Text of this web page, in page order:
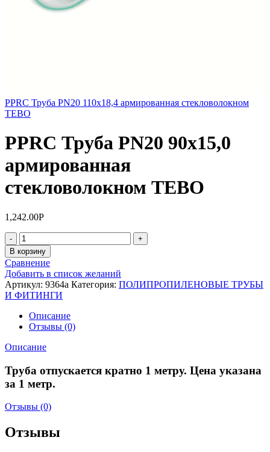
PPRC Труба PN20 110х18,4 армированная стекловолокном
TEBO
PPRC Труба PN20 90х15,0
армированная
стекловолокном TEBO
1,242.00Р
Количество
В корзину
Сравнение
Добавить в список желаний
Артикул: 9364а Категория: ПОЛИПРОПИЛЕНОВЫЕ ТРУБЫ
И ФИТИНГИ
Описание
Отзывы (0)
Описание
Труба отпускается кратно 1 метру. Цена указана
за 1 метр.
Отзывы (0)
Отзывы